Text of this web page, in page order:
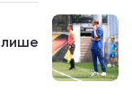
лише